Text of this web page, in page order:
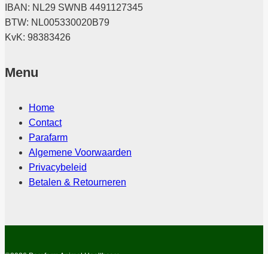
IBAN: NL29 SWNB 4491127345
BTW: NL005330020B79
KvK: 98383426
Menu
Home
Contact
Parafarm
Algemene Voorwaarden
Privacybeleid
Betalen & Retourneren